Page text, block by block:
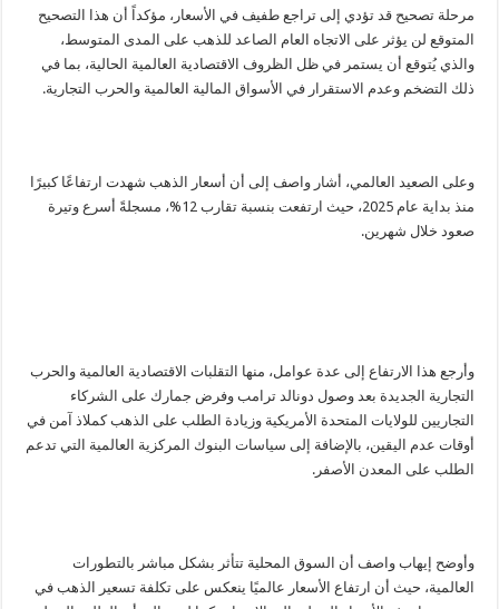
مرحلة تصحيح قد تؤدي إلى تراجع طفيف في الأسعار، مؤكداً أن هذا التصحيح
المتوقع لن يؤثر على الاتجاه العام الصاعد للذهب على المدى المتوسط،
والذي يُتوقع أن يستمر في ظل الظروف الاقتصادية العالمية الحالية، بما في
ذلك التضخم وعدم الاستقرار في الأسواق المالية العالمية والحرب التجارية.
وعلى الصعيد العالمي، أشار واصف إلى أن أسعار الذهب شهدت ارتفاعًا كبيرًا
منذ بداية عام 2025، حيث ارتفعت بنسبة تقارب 12%، مسجلةً أسرع وتيرة
صعود خلال شهرين.
وأرجع هذا الارتفاع إلى عدة عوامل، منها التقلبات الاقتصادية العالمية والحرب
التجارية الجديدة بعد وصول دونالد ترامب وفرض جمارك على الشركاء
التجاريين للولايات المتحدة الأمريكية وزيادة الطلب على الذهب كملاذ آمن في
أوقات عدم اليقين، بالإضافة إلى سياسات البنوك المركزية العالمية التي تدعم
الطلب على المعدن الأصفر.
وأوضح إيهاب واصف أن السوق المحلية تتأثر بشكل مباشر بالتطورات
العالمية، حيث أن ارتفاع الأسعار عالميًا ينعكس على تكلفة تسعير الذهب في